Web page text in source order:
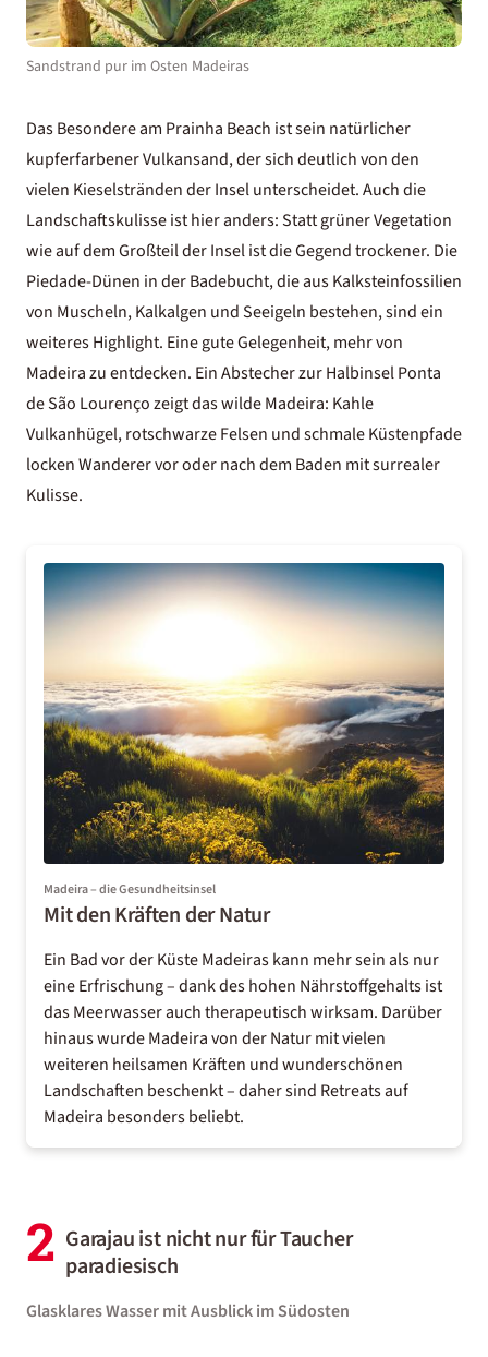
Sandstrand pur im Osten Madeiras
Das Besondere am Prainha Beach ist sein natürlicher
kupferfarbener Vulkansand, der sich deutlich von den
vielen Kieselstränden der Insel unterscheidet. Auch die
Landschaftskulisse ist hier anders: Statt grüner Vegetation
wie auf dem Großteil der Insel ist die Gegend trockener. Die
Piedade-Dünen in der Badebucht, die aus Kalksteinfossilien
von Muscheln, Kalkalgen und Seeigeln bestehen, sind ein
weiteres Highlight. Eine gute Gelegenheit, mehr von
Madeira zu entdecken. Ein Abstecher zur Halbinsel Ponta
de São Lourenço zeigt das wilde Madeira: Kahle
Vulkanhügel, rotschwarze Felsen und schmale Küstenpfade
locken Wanderer vor oder nach dem Baden mit surrealer
Kulisse.
Madeira – die Gesundheitsinsel
Mit den Kräften der Natur
Ein Bad vor der Küste Madeiras kann mehr sein als nur
eine Erfrischung – dank des hohen Nährstoffgehalts ist
das Meerwasser auch therapeutisch wirksam. Darüber
hinaus wurde Madeira von der Natur mit vielen
weiteren heilsamen Kräften und wunderschönen
Landschaften beschenkt – daher sind Retreats auf
Madeira besonders beliebt.
2 Garajau ist nicht nur für Taucher
paradiesisch
Glasklares Wasser mit Ausblick im Südosten